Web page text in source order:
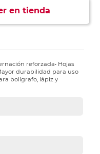
en tienda
reforzada• Hojas
durabilidad para uso
bolígrafo, lápiz y